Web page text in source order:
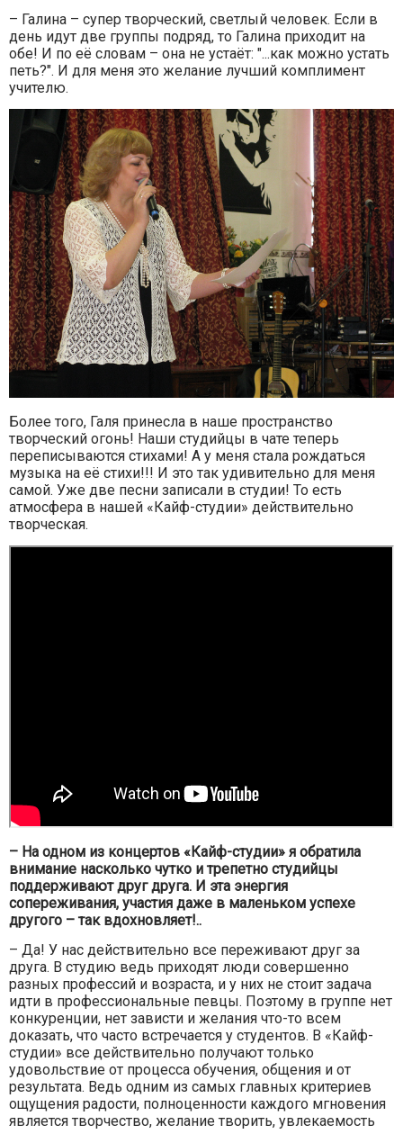
– Галина – супер творческий, светлый человек. Если в
день идут две группы подряд, то Галина приходит на
обе! И по её словам – она не устаёт: "...как можно устать
петь?". И для меня это желание лучший комплимент
учителю.
Более того, Галя принесла в наше пространство
творческий огонь! Наши студийцы в чате теперь
переписываются стихами! А у меня стала рождаться
музыка на её стихи!!! И это так удивительно для меня
самой. Уже две песни записали в студии! То есть
атмосфера в нашей «Кайф-студии» действительно
творческая.
– На одном из концертов «Кайф-студии» я обратила
внимание насколько чутко и трепетно студийцы
поддерживают друг друга. И эта энергия
сопереживания, участия даже в маленьком успехе
другого – так вдохновляет!..
– Да! У нас действительно все переживают друг за
друга. В студию ведь приходят люди совершенно
разных профессий и возраста, и у них не стоит задача
идти в профессиональные певцы. Поэтому в группе нет
конкуренции, нет зависти и желания что-то всем
доказать, что часто встречается у студентов. В «Кайф-
студии» все действительно получают только
удовольствие от процесса обучения, общения и от
результата. Ведь одним из самых главных критериев
ощущения радости, полноценности каждого мгновения
является творчество, желание творить, увлекаемость